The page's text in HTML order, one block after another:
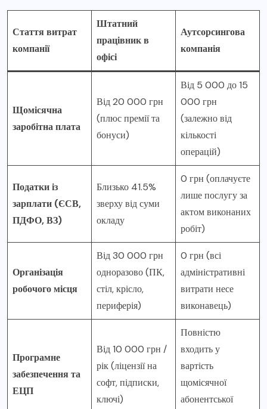
Стаття витрат
компанії
Штатний
працівник в
офісі
Аутсорсингова
компанія
Щомісячна
заробітна плата
Від 20 000 грн
(плюс премії та
бонуси)
Від 5 000 до 15
000 грн
(залежно від
кількості
операцій)
Податки із
зарплати (ЄСВ,
ПДФО, ВЗ)
Близько 41.5%
зверху від суми
окладу
0 грн (оплачуєте
лише послугу за
актом виконаних
робіт)
Організація
робочого місця
Від 30 000 грн
одноразово (ПК,
стіл, крісло,
периферія)
0 грн (всі
адміністративні
витрати несе
виконавець)
Програмне
забезпечення та
ЕЦП
Від 10 000 грн /
рік (ліцензії на
софт, підписки,
ключі)
Повністю
входить у
вартість
щомісячної
абонентської